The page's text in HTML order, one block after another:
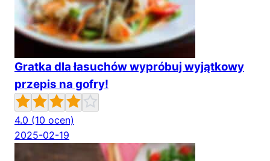
Gratka dla łasuchów wypróbuj wyjątkowy
przepis na gofry!
4.0 (10 ocen)
2025-02-19